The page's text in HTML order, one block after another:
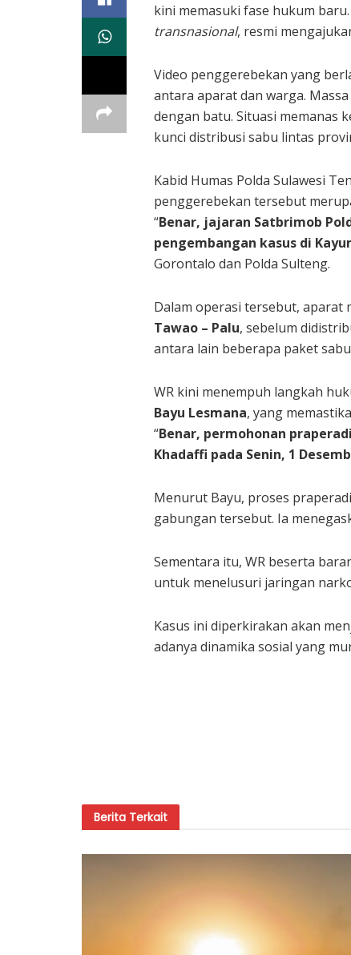
kini memasuki fase hukum
transnasional, resmi
Video penggerebekan yang
antara aparat dan warga.
dengan batu. Situasi memanas
kunci distribusi sabu lintas
Kabid Humas Polda Sulawesi
penggerebekan tersebut
“Benar, jajaran Satbrimob
pengembangan kasus di
Gorontalo dan Polda Sulteng.
Dalam operasi tersebut, aparat
Tawao – Palu, sebelum
antara lain beberapa paket
WR kini menempuh langkah
Bayu Lesmana, yang
“Benar, permohonan
Khadaffi pada Senin, 1
Menurut Bayu, proses
gabungan tersebut. Ia
Sementara itu, WR beserta
untuk menelusuri jaringan
Kasus ini diperkirakan akan
adanya dinamika sosial yang
Berita Terkait